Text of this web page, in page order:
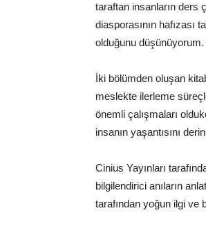
taraftan insanların ders
diasporasının
olduğunu düşünüyorum.
İki bölümden oluşan
meslekte ilerleme
önemli çalışmaları
insanın yaşantısını
Cinius Yayınları
bilgilendirici anıların
tarafından yoğun ilgi ve